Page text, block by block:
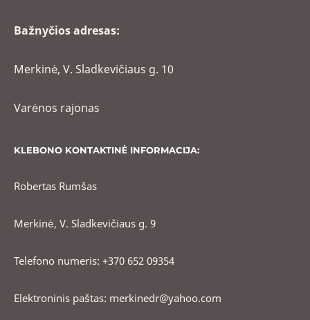
Bažnyčios adresas:
Merkinė, V. Sladkevičiaus g. 10
Varėnos rajonas
KLEBONO KONTAKTINĖ INFORMACIJA:
Robertas Rumšas
Merkinė, V. Sladkevičiaus g. 9
Telefono numeris: +370 652 09354
Elektroninis paštas: merkinedr@yahoo.com